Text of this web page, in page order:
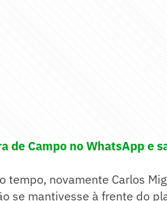
de Campo no WhatsApp e
tempo, novamente Carlos
se mantivesse à frente do